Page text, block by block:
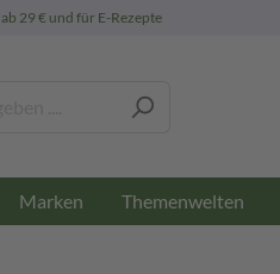
ab 29 € und für E-Rezepte
Marken Themenwelten